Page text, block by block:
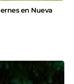
en Nueva